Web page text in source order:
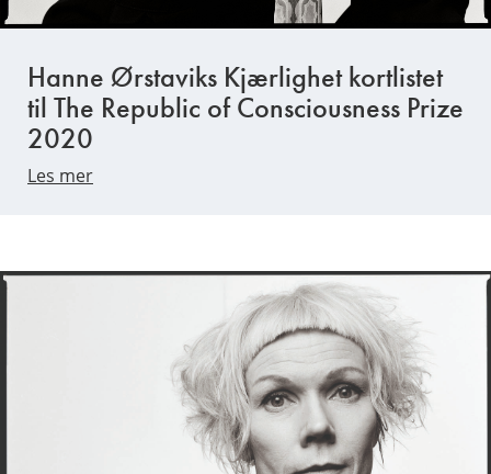
Hanne Ørstaviks Kjærlighet kortlistet
til The Republic of Consciousness Prize
2020
Les mer